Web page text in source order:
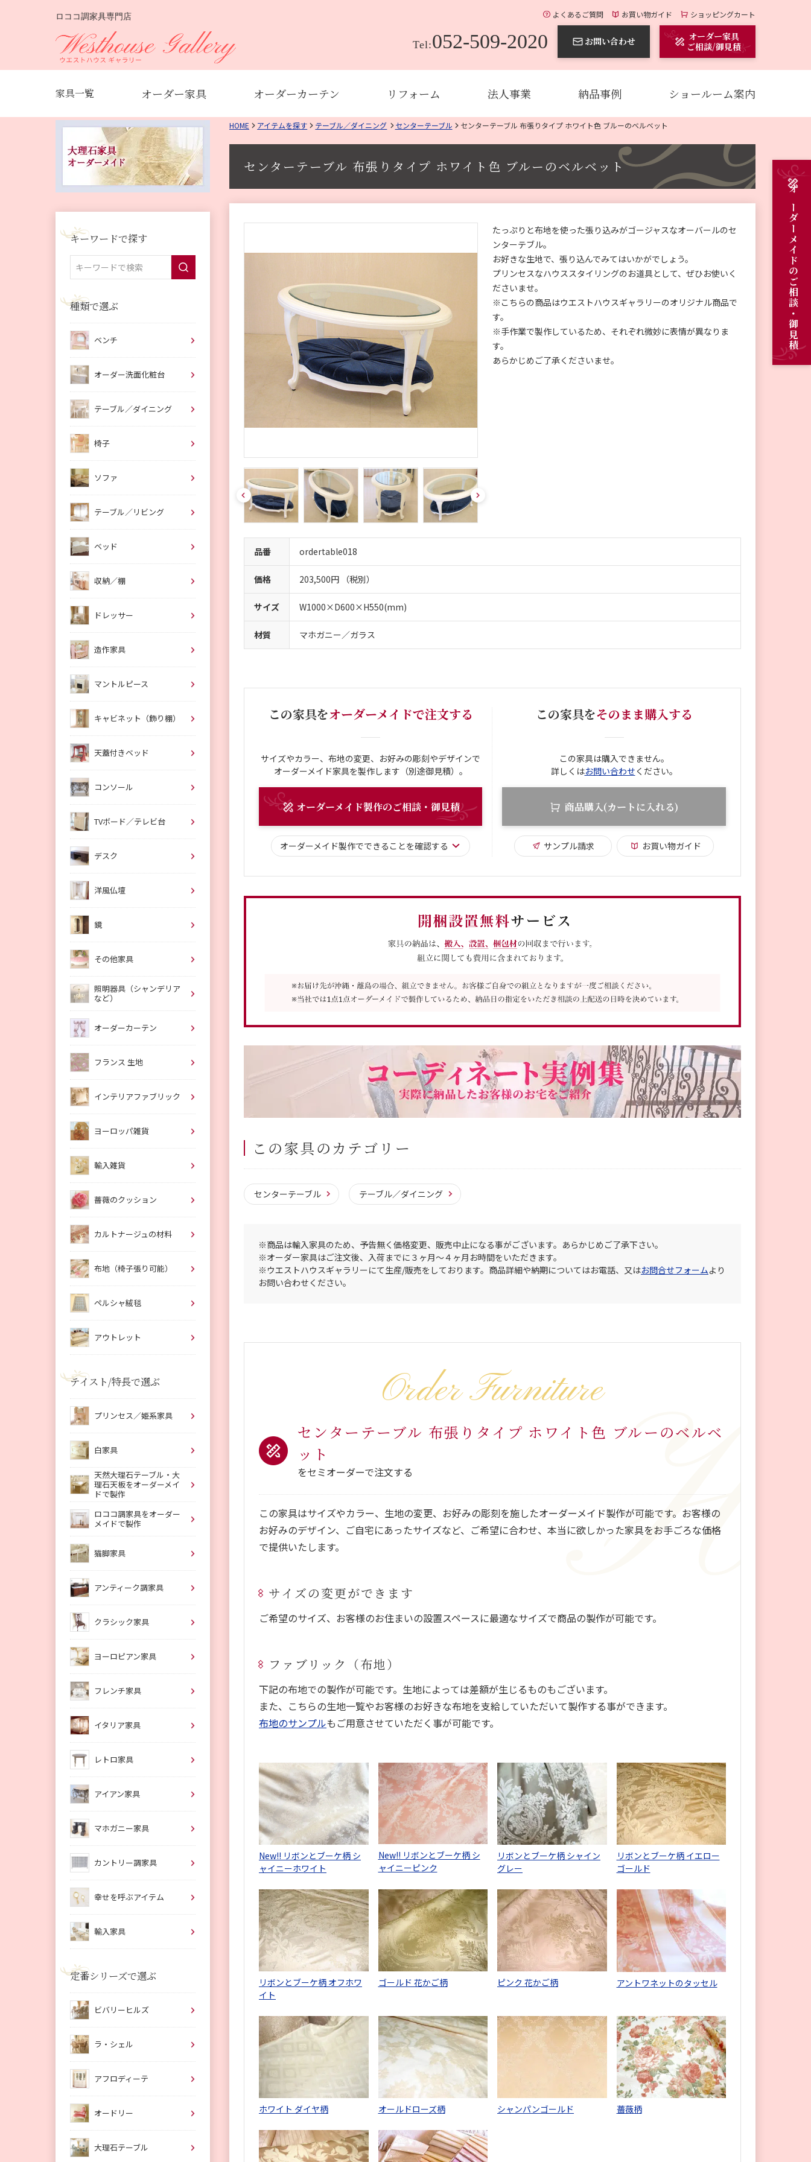
よくあるご質問 お買い物ガイド ショッピングカート
ロココ調家具専門店
Tel:052-509-2020 お問い合わせ
オーダー家具
ご相談/御見積
家具一覧 オーダー家具 オーダーカーテン リフォーム 法人事業 納品事例 ショールーム案内
オーダーメイドのご相談・御見積
HOME アイテムを探す テーブル／ダイニング センターテーブル センターテーブル 布張りタイプ ホワイト色 ブルーのベルベット
センターテーブル 布張りタイプ ホワイト色 ブルーのベルベット
pre
v
nex
t
たっぷりと布地を使った張り込みがゴージャスなオーバールのセ
ンターテブル。
お好きな生地で、張り込んでみてはいかがでしょう。
プリンセスなハウススタイリングのお道具として、ぜひお使いく
ださいませ。
※こちらの商品はウエストハウスギャラリーのオリジナル商品で
す。
※手作業で製作しているため、それぞれ微妙に表情が異なりま
す。
あらかじめご了承くださいませ。
品番 ordertable018
価格 203,500円 （税別）
サイズ W1000×D600×H550(mm)
材質 マホガニー／ガラス
この家具をオーダーメイドで注文する
サイズやカラー、布地の変更、お好みの彫刻やデザインで
オーダーメイド家具を製作します（別途御見積）。
オーダーメイド製作のご相談・御見積
オーダーメイド製作でできることを確認する
この家具をそのまま購入する
この家具は購入できません。
詳しくはお問い合わせ ください。
商品購入(カートに入れる)
サンプル請求 お買い物ガイド
この家具のカテゴリー
センターテーブル テーブル／ダイニング
※商品は輸入家具のため、予告無く価格変更、販売中止になる事がございます。あらかじめご了承下さい。
※オーダー家具はご注文後、入荷までに３ヶ月〜４ヶ月お時間をいただきます。
※ウエストハウスギャラリーにて生産/販売をしております。商品詳細や納期についてはお電話、又はお問合せフォームより
お問い合わせください。
Order Furniture
センターテーブル 布張りタイプ ホワイト色 ブルーのベルベ
ット
をセミオーダーで注文する
この家具はサイズやカラー、生地の変更、お好みの彫刻を施したオーダーメイド製作が可能です。お客様の
お好みのデザイン、ご自宅にあったサイズなど、ご希望に合わせ、本当に欲しかった家具をお手ごろな価格
で提供いたします。
サイズの変更ができます
ご希望のサイズ、お客様のお住まいの設置スペースに最適なサイズで商品の製作が可能です。
ファブリック（布地）
下記の布地での製作が可能です。生地によっては差額が生じるものもございます。
また、こちらの生地一覧やお客様のお好きな布地を支給していただいて製作する事ができます。
布地のサンプルもご用意させていただく事が可能です。
New!! リボンとブーケ柄 シ
ャイニーホワイト
New!! リボンとブーケ柄 シ
ャイニーピンク
リボンとブーケ柄 シャイン
グレー
リボンとブーケ柄 イエロー
ゴールド
リボンとブーケ柄 オフホワ
イト
ゴールド 花かご柄 ピンク 花かご柄 アントワネットのタッセル
ホワイト ダイヤ柄 オールドローズ柄 シャンパンゴールド 薔薇柄
キーワードで探す
種類で選ぶ
ベンチ
オーダー洗面化粧台
テーブル／ダイニング
椅子
ソファ
テーブル／リビング
ベッド
収納／棚
ドレッサー
造作家具
マントルピース
キャビネット（飾り棚）
天蓋付きベッド
コンソール
TVボード／テレビ台
デスク
洋風仏壇
鏡
その他家具
照明器具（シャンデリア
など）
オーダーカーテン
フランス 生地
インテリアファブリック
ヨーロッパ雑貨
輸入雑貨
薔薇のクッション
カルトナージュの材料
布地（椅子張り可能）
ペルシャ絨毯
アウトレット
テイスト/特長で選ぶ
プリンセス／姫系家具
白家具
天然大理石テーブル・大
理石天板をオーダーメイ
ドで製作
ロココ調家具をオーダー
メイドで製作
猫脚家具
アンティーク調家具
クラシック家具
ヨーロピアン家具
フレンチ家具
イタリア家具
レトロ家具
アイアン家具
マホガニー家具
カントリー調家具
幸せを呼ぶアイテム
輸入家具
定番シリーズで選ぶ
ビバリーヒルズ
ラ・シェル
アフロディーテ
オードリー
大理石テーブル